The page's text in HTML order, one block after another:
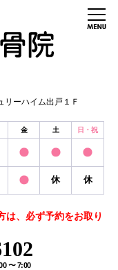
リーハイム出戸１Ｆ
金 土 日・祝
休 休
は、必ず予約をお取り
〜 7:00